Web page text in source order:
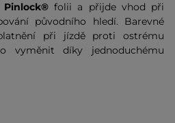
Pinlock® folii a přijde vhod při
původního hledí. Barevné
při jízdě proti ostrému
vyměnit díky jednoduchému